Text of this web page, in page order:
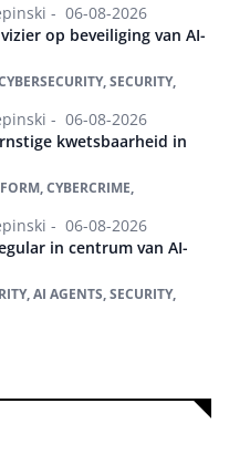
- 06-08-2026
op beveiliging van AI-
SECURITY,
- 06-08-2026
kwetsbaarheid in
CYBERCRIME,
- 06-08-2026
in centrum van AI-
AI AGENTS, SECURITY,